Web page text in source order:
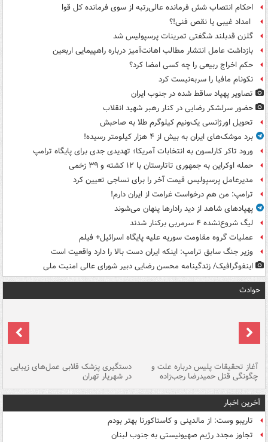
احکام انتصاب شش فرمانده عالی‌رتبه از سوی فرمانده کل قوا
امداد غیبی یا نقص فنی!؟
گلزن قدبلند شگفتی تمرینات پرسپولیس شد
بازداشت عامل انتشار مطالب اهانت‌آمیز درباره راهپیمایی اربعین
حکم اخراج ربیعی را چه کسی امضا کرد؟
نکونام مافیا را سربه‌نیست کرد
تصاویر پهپاد ساقط شده در جنوب ایران
حضور سرلشکر رضایی در کنار رهبر شهید انقلاب
تحویل اورژانسی یک‌ونیم کیلوگرم طلا به صاحبش
برد موشک‌های ایران به بیش از ۴ هزار کیلومتر رسیده!
ورود تاکر کارلسون به انتخابات آمریکا؛ تهدیدی جدی برای پایگاه ترامپ
حمله اوکراین به جمهوری تاتارستان با ۱۲ کشته و ۳۹ زخمی
مدیرعامل پرسپولیس قیمت آخر را برای نساجی تعیین کرد
ترامپ: من هم درخواست غرامت از ایران دارم!
پهپادهای شاهد از دید رادارها پنهان می‌شوند
لیگ شروع‌نشده ۴ سرمربی برکنار شدند
عملیات گروه مقاومت سوریه علیه پایگاه اسرائیل+ فیلم
وزیر جنگ سابق ترامپ: اینکه ایران دست بالا را دارد واقعیت است
اینفوگرافیک/ زندگینامه محسن رضایی دبیر شورای عالی امنیت‌ ملی
حوادث
آغاز تحقیقات پلیس درباره علت و
چگونگی قتل حمیدرضا رجب‌زاده
دستگیری پزشک قلابی عمل‌های زیبایی
در شهریار تهران
آخرین اخبار
تاریبو وست: از مالدینی و کاستاکورتا بهتر بودم
تجاوز مجدد رژیم صهیونیستی به جنوب لبنان